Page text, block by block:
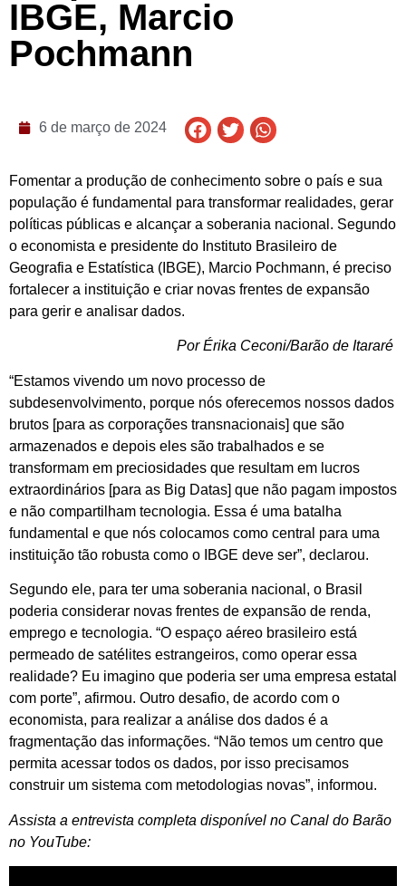
IBGE, Marcio
Pochmann
6 de março de 2024
Fomentar a produção de conhecimento sobre o país e sua
população é fundamental para transformar realidades, gerar
políticas públicas e alcançar a soberania nacional. Segundo
o economista e presidente do Instituto Brasileiro de
Geografia e Estatística (IBGE), Marcio Pochmann, é preciso
fortalecer a instituição e criar novas frentes de expansão
para gerir e analisar dados.
Por Érika Ceconi/Barão de Itararé
“Estamos vivendo um novo processo de
subdesenvolvimento, porque nós oferecemos nossos dados
brutos [para as corporações transnacionais] que são
armazenados e depois eles são trabalhados e se
transformam em preciosidades que resultam em lucros
extraordinários [para as Big Datas] que não pagam impostos
e não compartilham tecnologia. Essa é uma batalha
fundamental e que nós colocamos como central para uma
instituição tão robusta como o IBGE deve ser”, declarou.
Segundo ele, para ter uma soberania nacional, o Brasil
poderia considerar novas frentes de expansão de renda,
emprego e tecnologia. “O espaço aéreo brasileiro está
permeado de satélites estrangeiros, como operar essa
realidade? Eu imagino que poderia ser uma empresa estatal
com porte”, afirmou. Outro desafio, de acordo com o
economista, para realizar a análise dos dados é a
fragmentação das informações. “Não temos um centro que
permita acessar todos os dados, por isso precisamos
construir um sistema com metodologias novas”, informou.
Assista a entrevista completa disponível no Canal do Barão
no YouTube: